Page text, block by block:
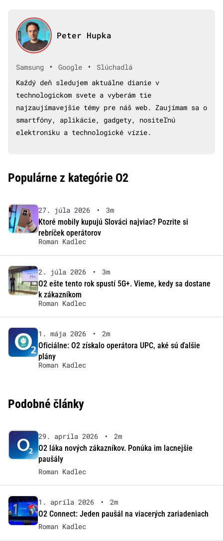
Peter Hupka
Samsung • Google •
Slúchadlá
Každý deň sledujem aktuálne dianie v
technologickom svete a vyberám tie
najzaujímavejšie témy pre náš web. Zaujímam sa o
smartfóny, aplikácie, gadgety, nositeľnú
elektroniku a technologické vízie.
Populárne z kategórie O2
27. júla 2026 •
3m
Ktoré mobily kupujú Slováci najviac? Pozrite si
rebríček operátorov
Roman Kadlec
2. júla 2026 •
3m
O2 ešte tento rok spustí 5G+. Vieme, kedy sa dostane
k zákazníkom
Roman Kadlec
1. mája 2026 •
2m
Oficiálne: O2 získalo operátora UPC, aké sú ďalšie
plány
Roman Kadlec
Podobné články
29. apríla 2026 •
2m
O2 láka nových zákazníkov. Ponúka im lacnejšie
paušály
Roman Kadlec
1. apríla 2026 •
2m
O2 Connect: Jeden paušál na viacerých zariadeniach
Roman Kadlec